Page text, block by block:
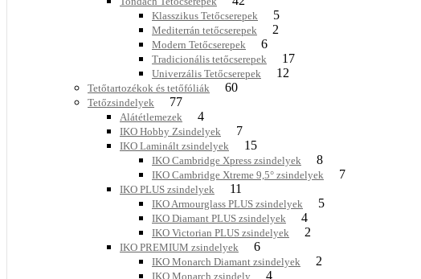
Klasszikus Tetőcserepek 5
Mediterrán tetőcserepek 2
Modern Tetőcserepek 6
Tradicionális tetőcserepek 17
Univerzális Tetőcserepek 12
Tetőtartozékok és tetőfóliák 60
Tetőzsindelyek 77
Alátétlemezek 4
IKO Hobby Zsindelyek 7
IKO Laminált zsindelyek 15
IKO Cambridge Xpress zsindelyek 8
IKO Cambridge Xtreme 9,5° zsindelyek 7
IKO PLUS zsindelyek 11
IKO Armourglass PLUS zsindelyek 5
IKO Diamant PLUS zsindelyek 4
IKO Victorian PLUS zsindelyek 2
IKO PREMIUM zsindelyek 6
IKO Monarch Diamant zsindelyek 2
IKO Monarch zsindely 4